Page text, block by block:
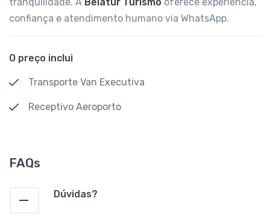
confiança e atendimento humano via WhatsApp.
O preço inclui
Transporte Van Executiva
Receptivo Aeroporto
FAQs
Dúvidas?